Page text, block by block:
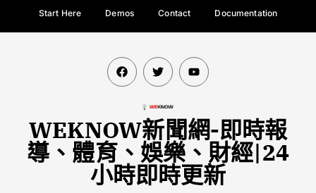
Start Here Demos Contact Documentation
WEKNOW新聞網-即時報
導、體育、娛樂、財經|24
小時即時更新